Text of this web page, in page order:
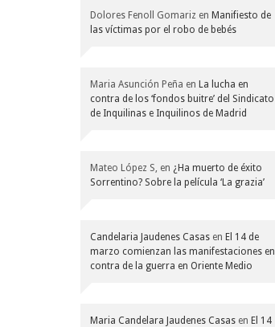
Dolores Fenoll Gomariz en Manifiesto de
las víctimas por el robo de bebés
Maria Asunción Peña en La lucha en
contra de los ‘fondos buitre’ del Sindicato
de Inquilinas e Inquilinos de Madrid
Mateo López S, en ¿Ha muerto de éxito
Sorrentino? Sobre la película ‘La grazia’
Candelaria Jaudenes Casas en El 14 de
marzo comienzan las manifestaciones en
contra de la guerra en Oriente Medio
Maria Candelara Jaudenes Casas en El 14